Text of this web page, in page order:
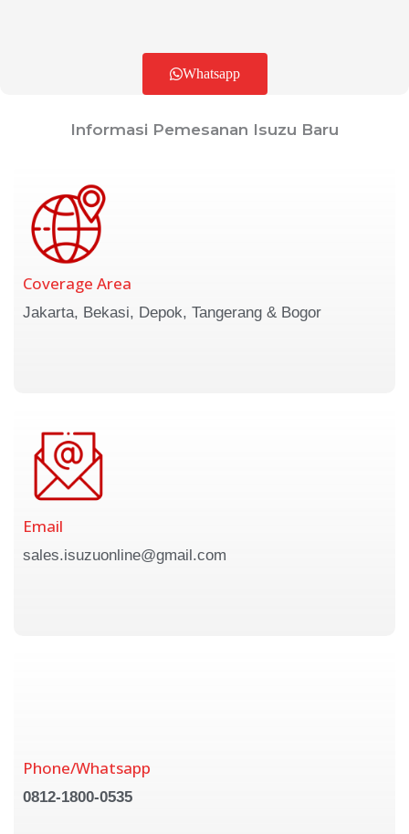
Whatsapp
Informasi Pemesanan Isuzu Baru
Coverage Area
Jakarta, Bekasi, Depok, Tangerang & Bogor
Email
sales.isuzuonline@gmail.com
Phone/Whatsapp
0812-1800-0535